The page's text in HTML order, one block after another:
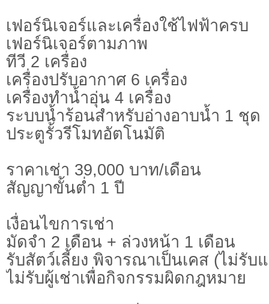
เฟอร์นิเจอร์และเครื่องใช้ไฟฟ้าครบ
เฟอร์นิเจอร์ตามภาพ
ทีวี 2 เครื่อง
เครื่องปรับอากาศ 6 เครื่อง
เครื่องทำน้ำอุ่น 4 เครื่อง
ระบบน้ำร้อนสำหรับอ่างอาบน้ำ 1 ชุด
ประตูรั้วรีโมทอัตโนมัติ
ราคาเช่า 39,000 บาท/เดือน
สัญญาขั้นต่ำ 1 ปี
เงื่อนไขการเช่า
มัดจำ 2 เดือน + ล่วงหน้า 1 เดือน
รับสัตว์เลี้ยง พิจารณาเป็นเคส (ไม่รับ
ไม่รับผู้เช่าเพื่อกิจกรรมผิดกฎหมาย